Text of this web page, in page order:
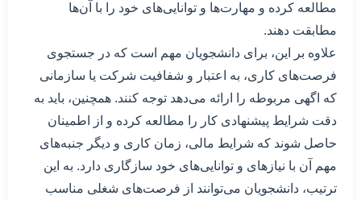
مطالعه کرده و مهارت‌ها و توانایی‌های خود را با آن‌ها
مطابقت دهند.
علاوه بر این، برای دانشجویان مهم است که در جستجوی
فرصت‌های کاری، به اعتبار و شفافیت شرکت یا سازمانی
که اگهی مربوطه را ارائه می‌دهد توجه کنند. همچنین، باید به
دقت شرایط پیشنهادی کار را مطالعه کرده و از اطمینان
حاصل شوند که شرایط مالی، زمان کاری و دیگر جنبه‌های
مهم آن با نیازهای و توانایی‌های خود سازگاری دارد. به این
ترتیب، دانشجویان می‌توانند از فرصت‌های شغلی مناسب